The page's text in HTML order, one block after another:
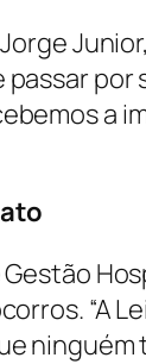
por
a
“A
ninguém